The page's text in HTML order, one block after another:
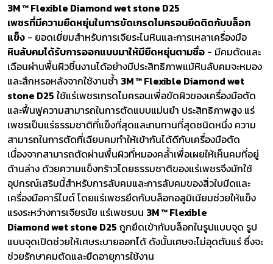
3M ™ Flexible Diamond wet stone D25
เพชรที่มีความยืดหยุ่นในการขัดเกรดไมครอนยึดติดกับบล็อก
แข็ง - ยอดเยี่ยมสำหรับการเจียระไนหินและการเหลาเครื่องมือ
หินลับคมได้รับการออกแบบมาให้มียืดหยุ่นตามชื่อ - มีคมตัดและ
เฉือนผ่านพื้นผิวชิ้นงานได้อย่างมีประสิทธิภาพแม้หินลับคมจะหมอง
และสึกหรอหลังจากใช้งานซ้ำ 3M ™ Flexible Diamond wet
stone D25 ใช้แร่เพชรเกรดไมครอนเพื่อขัดผิวของเครื่องมือตัด
และฟื้นฟูความสามารถในการตัดแบบแม่นยำ ประสิทธิภาพสูง แร่
เพชรเป็นแร่ธรรมชาติที่แข็งที่สุดและทนทานที่สุดชนิดหนึ่ง ความ
สามารถในการตัดที่เฉียบคมทำให้เข้ากันได้ดีกับเครื่องมือตัด
เนื่องจากสามารถตัดผ่านพื้นผิวที่หมองคล้ำเพื่อเผยให้เห็นคมที่อยู่
ด้านล่าง ด้วยความแข็งกร้าวโดยธรรมชาติของแร่เพชรจึงมักใช้
อุปกรณ์เสริมนี้สำหรับการลับคมและการลับคมของสิ่วใบมีดและ
เครื่องมือคาร์ไบด์ โดยแร่เพชรยึดกับบล็อกอลูมิเนียมช่วยให้แข็ง
แรงระหว่างการเจียรนัย แร่เพชรบน 3M ™ Flexible
Diamond wet stone D25 ถูกยึดเข้ากับบล็อกในรูปแบบจุด รูป
แบบจุดเปิดช่วยให้เศษระบายออกได้ ดังนั้นเศษจะไม่อุดตันแร่ ซึ่งจะ
ช่วยรักษาคมตัดและยืดอายุการใช้งาน